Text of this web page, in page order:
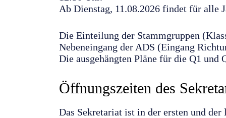
Ab Dienstag, 11.08.2026 findet für alle
Die Einteilung der Stammgruppen
Nebeneingang der ADS (Eingang
Die ausgehängten Pläne für die Q1
Öffnungszeiten des
Das Sekretariat ist in der ersten und